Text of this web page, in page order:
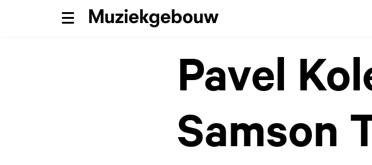
Menu
Pavel
Samson